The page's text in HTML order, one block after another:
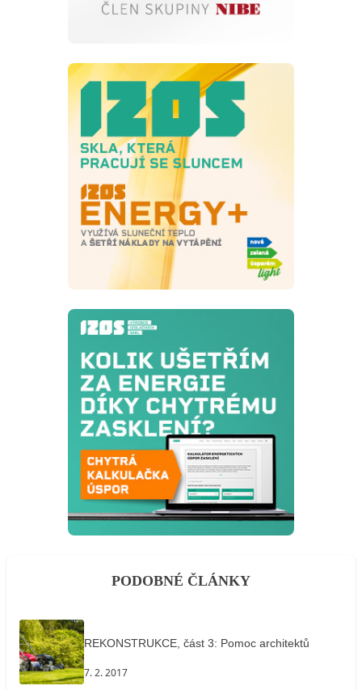
PODOBNÉ ČLÁNKY
REKONSTRUKCE, část 3: Pomoc architektů
7. 2. 2017